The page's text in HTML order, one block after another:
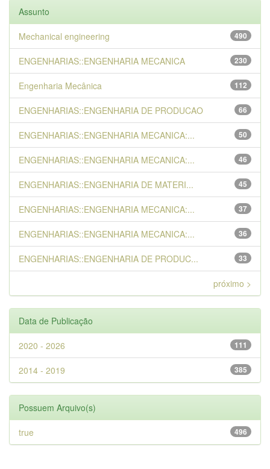
Assunto
490
Mechanical engineering
230
ENGENHARIAS::ENGENHARIA MECANICA
112
Engenharia Mecânica
66
ENGENHARIAS::ENGENHARIA DE PRODUCAO
50
ENGENHARIAS::ENGENHARIA MECANICA:...
46
ENGENHARIAS::ENGENHARIA MECANICA:...
45
ENGENHARIAS::ENGENHARIA DE MATERI...
37
ENGENHARIAS::ENGENHARIA MECANICA:...
36
ENGENHARIAS::ENGENHARIA MECANICA:...
33
ENGENHARIAS::ENGENHARIA DE PRODUC...
próximo >
Data de Publicação
111
2020 - 2026
385
2014 - 2019
Possuem Arquivo(s)
496
true